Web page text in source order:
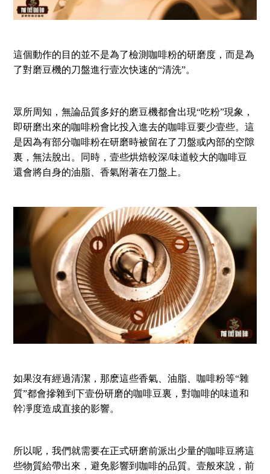
這個動作的目的並不是為了檢測咖啡粉的研磨度，而是為
了對磨豆機的刀盤進行壹次快速的“清洗”。
眾所周知，無論品質多好的磨豆機都會出現“吃粉”現象，
即研磨出來的咖啡粉會比投入進去的咖啡豆要少壹些。這
是因為有部分咖啡粉在研磨時被留在了刀盤或內部的空隙
裏，無法脫出。同時，壹些烘焙較深/味道較大的咖啡豆
還會將自身的油脂、香氣附著在刀盤上。
如果沒有經過清潔，那麽這些香氣、油脂、咖啡粉等“雜
質”都會摻雜到下壹份研磨的咖啡豆裏，對咖啡的味道和
幹凈度造成直接的影響。
所以呢，我們就需要在正式研磨前派出少量的咖啡豆將這
些物質給帶出來，避免影響到咖啡的品質。壹般來說，前